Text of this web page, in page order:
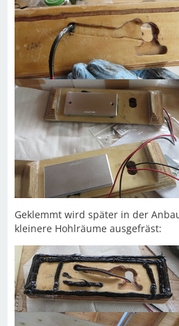
Geklemmt wird später in der
kleinere Hohlräume ausgefräst: